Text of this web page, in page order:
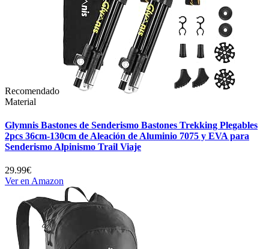
Recomendado
Material
Glymnis Bastones de Senderismo Bastones Trekking Plegables
2pcs 36cm-130cm de Aleación de Aluminio 7075 y EVA para
Senderismo Alpinismo Trail Viaje
29.99€
Ver en Amazon